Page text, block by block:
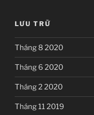
LƯU TRỮ
Tháng 8 2020
Tháng 6 2020
Tháng 2 2020
Tháng 11 2019